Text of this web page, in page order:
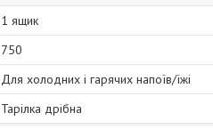
1 ящик
750
Для холодних і гарячих напоїв/їжі
Тарілка дрібна